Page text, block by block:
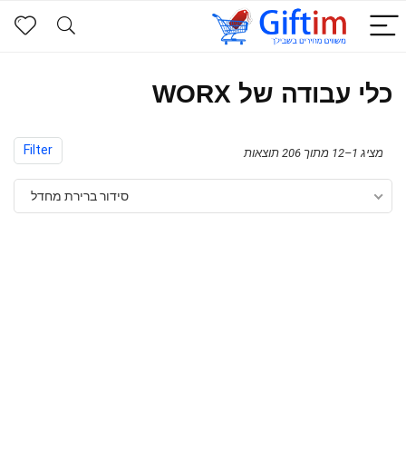
כלי עבודה של WORX
Filter מציג 1–12 מתוך 206 תוצאות
סידור ברירת מחדל